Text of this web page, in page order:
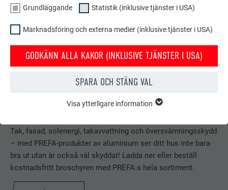
Tak, fasad, solenergi, takavvattning och översvämningsskydd
– med PREFA-produkter av aluminium ser ditt hus inte bara
bra ut utan är också väl skyddat! Ladda ner eller beställ
kostnadsfritt broschyren med PREFA:s hela sortiment.
Grundläggande Statistik (inklusive tjänster i USA)
Marknadsföring och externa medier (inklusive tjänster i USA)
GODKÄNN ALLA KAKOR (INKLUSIVE TJÄNSTER I USA)
SPARA OCH STÄNG VAL
GRUNDLÄGGANDE
grundläggande funktioner. Detta säkerställer att webbplatsen
fungerar korrekt.
PHPSESSID
LEVERANTÖRER
Visa information om kakor
Visa ytterligare information